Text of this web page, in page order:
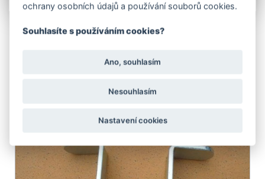
ochrany osobních údajů a používání souborů cookies.
Souhlasíte s používáním cookies?
Ano, souhlasím
Nesouhlasím
Nastavení cookies